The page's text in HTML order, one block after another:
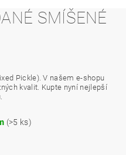
SMÍŠENÉ
Pickle). V našem e-shopu
kvalit. Kupte nyní nejlepší
(>5 ks)